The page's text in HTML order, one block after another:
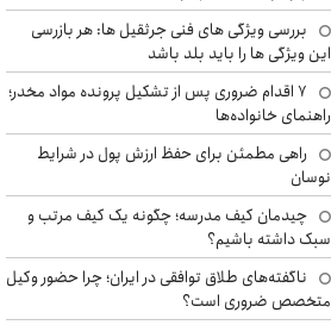
بررسی ویژگی های فنی جرثقیل ها: هر بازرسی
این ویژگی ها را باید بلد باشد
۷ اقدام ضروری پس از تشکیل پرونده مواد مخدر؛
راهنمای خانواده‌ها
راهی مطمئن برای حفظ ارزش پول در شرایط
نوسان
چیدمان کیف مدرسه؛ چگونه یک کیف مرتب و
سبک داشته باشیم؟
ناگفته‌های طلاق توافقی در ایران؛ چرا حضور وکیل
متخصص ضروری است؟